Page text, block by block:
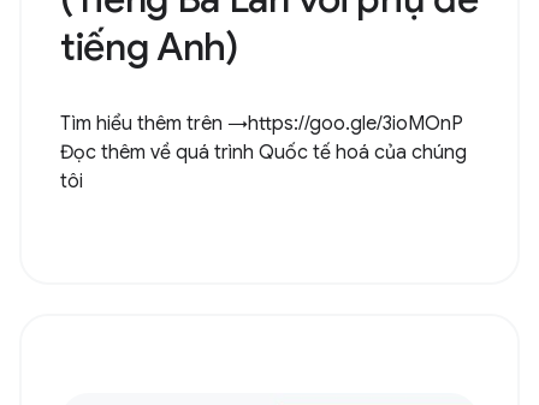
tiếng Anh)
Tìm hiểu thêm trên →https://goo.gle/3ioMOnP
Đọc thêm về quá trình Quốc tế hoá của chúng
tôi